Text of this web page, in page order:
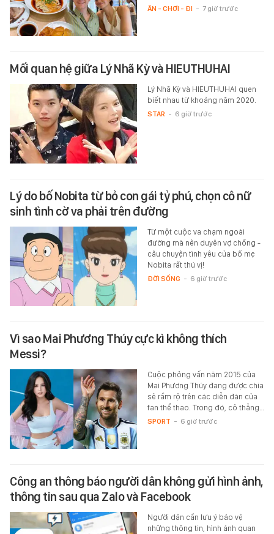
ĂN - CHƠI - ĐI - 7 giờ trước
Mối quan hệ giữa Lý Nhã Kỳ và HIEUTHUHAI
Lý Nhã Kỳ và HIEUTHUHAI quen
biết nhau từ khoảng năm 2020.
STAR - 6 giờ trước
Lý do bố Nobita từ bỏ con gái tỷ phú, chọn cô nữ
sinh tình cờ va phải trên đường
Từ một cuộc va chạm ngoài
đường mà nên duyên vợ chồng -
câu chuyện tình yêu của bố mẹ
Nobita rất thú vị!
ĐỜI SỐNG - 6 giờ trước
Vì sao Mai Phương Thúy cực kì không thích
Messi?
Cuộc phỏng vấn năm 2015 của
Mai Phương Thúy đang được chia
sẻ rầm rộ trên các diễn đàn của
fan thể thao. Trong đó, cô thẳng…
SPORT - 6 giờ trước
Công an thông báo người dân không gửi hình ảnh,
thông tin sau qua Zalo và Facebook
Người dân cần lưu ý bảo vệ
những thông tin, hình ảnh quan